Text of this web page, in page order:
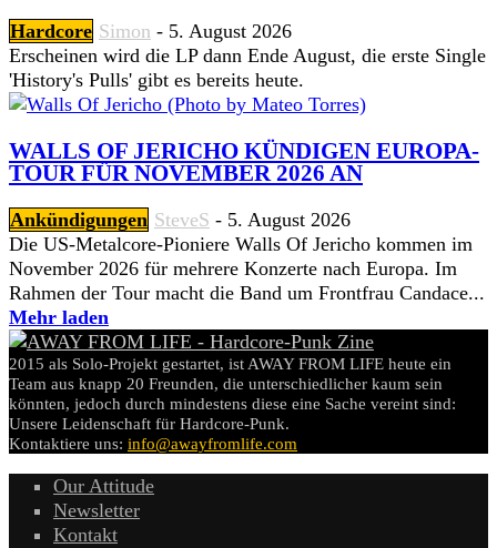
Hardcore Simon - 5. August 2026
Erscheinen wird die LP dann Ende August, die erste Single
'History's Pulls' gibt es bereits heute.
WALLS OF JERICHO KÜNDIGEN EUROPA-
TOUR FÜR NOVEMBER 2026 AN
Ankündigungen SteveS - 5. August 2026
Die US-Metalcore-Pioniere Walls Of Jericho kommen im
November 2026 für mehrere Konzerte nach Europa. Im
Rahmen der Tour macht die Band um Frontfrau Candace...
Mehr laden
2015 als Solo-Projekt gestartet, ist AWAY FROM LIFE heute ein
Team aus knapp 20 Freunden, die unterschiedlicher kaum sein
könnten, jedoch durch mindestens diese eine Sache vereint sind:
Unsere Leidenschaft für Hardcore-Punk.
Kontaktiere uns: info@awayfromlife.com
Our Attitude
Newsletter
Kontakt